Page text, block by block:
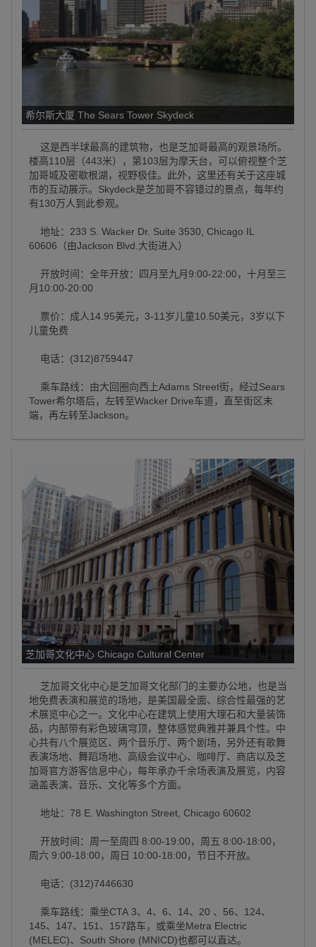
希尔斯大厦 The Sears Tower Skydeck
这是西半球最高的建筑物，也是芝加哥最高的观景场所。
楼高110层（443米），第103层为摩天台，可以俯视整个芝
加哥城及密歇根湖，视野极佳。此外，这里还有关于这座城
市的互动展示。Skydeck是芝加哥不容错过的景点，每年约
有130万人到此参观。
地址：233 S. Wacker Dr. Suite 3530, Chicago IL
60606（由Jackson Blvd.大街进入）
开放时间：全年开放：四月至九月9:00-22:00，十月至三
月10:00-20:00
票价：成人14.95美元，3-11岁儿童10.50美元，3岁以下
儿童免费
电话：(312)8759447
乘车路线：由大回圈向西上Adams Street街，经过Sears
Tower希尔塔后，左转至Wacker Drive车道，直至街区末
端，再左转至Jackson。
芝加哥文化中心 Chicago Cultural Center
芝加哥文化中心是芝加哥文化部门的主要办公地，也是当
地免费表演和展览的场地，是美国最全面、综合性最强的艺
术展览中心之一。文化中心在建筑上使用大理石和大量装饰
品，内部带有彩色玻璃穹顶，整体感觉典雅并兼具个性。中
心共有八个展览区、两个音乐厅、两个剧场，另外还有歌舞
表演场地、舞蹈场地、高级会议中心、咖啡厅、商店以及芝
加哥官方游客信息中心，每年承办千余场表演及展览，内容
涵盖表演、音乐、文化等多个方面。
地址：78 E. Washington Street, Chicago 60602
开放时间：周一至周四 8:00-19:00，周五 8:00-18:00，
周六 9:00-18:00，周日 10:00-18:00，节日不开放。
电话：(312)7446630
乘车路线：乘坐CTA 3、4、6、14、20 、56、124、
145、147、151、157路车，或乘坐Metra Electric
(MELEC)、South Shore (MNICD)也都可以直达。